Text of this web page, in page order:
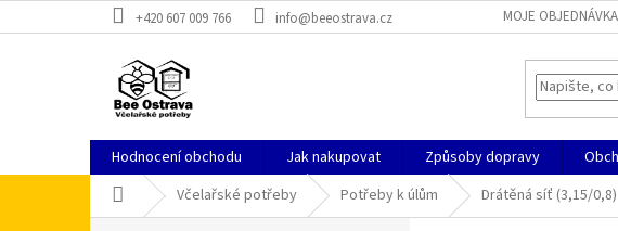
na
+420 607 009 766 info@beeostrava.cz MOJE OBJEDNÁVKA
Hodnocení obchodu Jak nakupovat Způsoby dopravy
Domů Včelařské potřeby Potřeby k úlům Drátěná síť (3,15/